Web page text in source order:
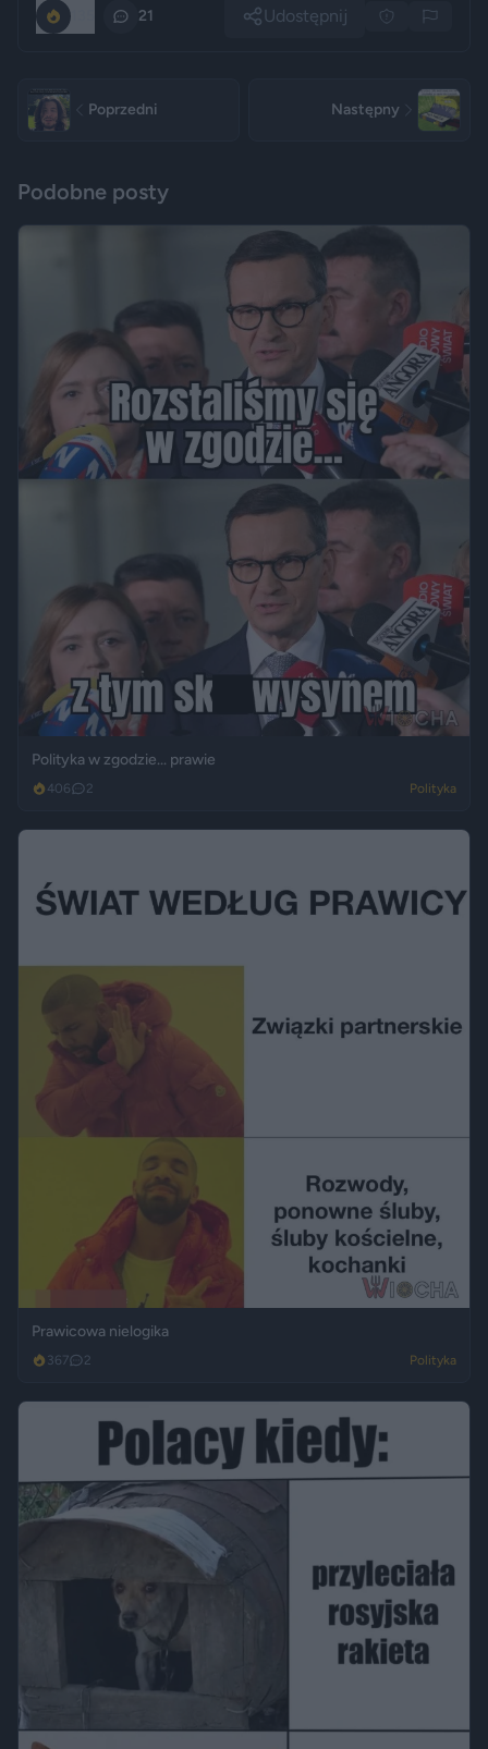
21 Udostępnij
Poprzedni Następny
Podobne posty
Polityka w zgodzie... prawie
406 2 Polityka
Prawicowa nielogika
367 2 Polityka